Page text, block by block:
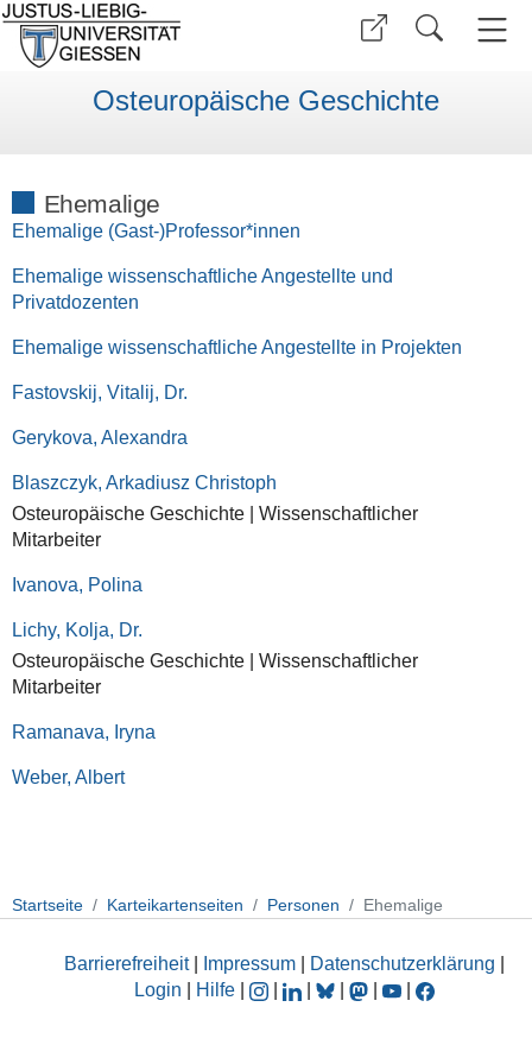
Osteuropäische Geschichte
Ehemalige
Ehemalige (Gast-)Professor*innen
Ehemalige wissenschaftliche Angestellte und
Privatdozenten
Ehemalige wissenschaftliche Angestellte in Projekten
Fastovskij, Vitalij, Dr.
Gerykova, Alexandra
Blaszczyk, Arkadiusz Christoph
Osteuropäische Geschichte | Wissenschaftlicher
Mitarbeiter
Ivanova, Polina
Lichy, Kolja, Dr.
Osteuropäische Geschichte | Wissenschaftlicher
Mitarbeiter
Ramanava, Iryna
Weber, Albert
Startseite Karteikartenseiten Personen Ehemalige
Barrierefreiheit| Impressum Datenschutzerklärung
Login
Hilfe